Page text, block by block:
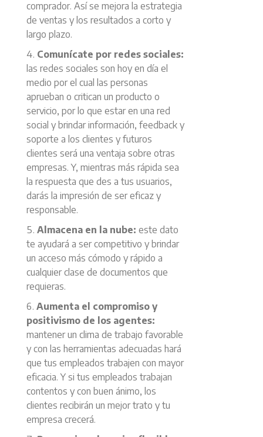
comprador. Así se mejora la estrategia
de ventas y los resultados a corto y
largo plazo.
Comunícate por redes sociales:
las redes sociales son hoy en día el
medio por el cual las personas
aprueban o critican un producto o
servicio, por lo que estar en una red
social y brindar información, feedback y
soporte a los clientes y futuros
clientes será una ventaja sobre otras
empresas. Y, mientras más rápida sea
la respuesta que des a tus usuarios,
darás la impresión de ser eficaz y
responsable.
Almacena en la nube: este dato
te ayudará a ser competitivo y brindar
un acceso más cómodo y rápido a
cualquier clase de documentos que
requieras.
Aumenta el compromiso y
positivismo de los agentes:
mantener un clima de trabajo favorable
y con las herramientas adecuadas hará
que tus empleados trabajen con mayor
eficacia. Y si tus empleados trabajan
contentos y con buen ánimo, los
clientes recibirán un mejor trato y tu
empresa crecerá.